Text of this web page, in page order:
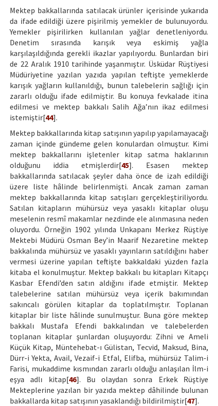
Mektep bakkallarında satılacak ürünler içerisinde yukarıda
da ifade edildiği üzere pişirilmiş yemekler de bulunuyordu.
Yemekler pişirilirken kullanılan yağlar denetleniyordu.
Denetim sırasında karışık veya eskimiş yağla
karşılaşıldığında gerekli ikazlar yapılıyordu. Bunlardan biri
de 22 Aralık 1910 tarihinde yaşanmıştır. Üsküdar Rüştiyesi
Müdüriyetine yazılan yazıda yapılan teftişte yemeklerde
karışık yağların kullanıldığı, bunun talebelerin sağlığı için
zararlı olduğu ifade edilmiştir. Bu konuya fevkalade itina
edilmesi ve mektep bakkalı Salih Ağa’nın ikaz edilmesi
istemiştir[44].
Mektep bakkallarında kitap satışının yapılıp yapılamayacağı
zaman içinde gündeme gelen konulardan olmuştur. Kimi
mektep bakkallarını işletenler kitap satma haklarının
olduğunu iddia etmişlerdir[45]. Esasen mektep
bakkallarında satılacak şeyler daha önce de izah edildiği
üzere liste hâlinde belirlenmişti. Ancak zaman zaman
mektep bakkallarında kitap satışları gerçekleştiriliyordu.
Satılan kitapların mühürsüz veya yasaklı kitaplar oluşu
meselenin resmî makamlar nezdinde ele alınmasına neden
oluyordu. Örneğin 1902 yılında Unkapanı Merkez Rüştiye
Mektebi Müdürü Osman Bey’in Maarif Nezaretine mektep
bakkalında mühürsüz ve yasaklı yayınların satıldığını haber
vermesi üzerine yapılan teftişte bakkaldaki yüzden fazla
kitaba el konulmuştur. Mektep bakkalı bu kitapları Kitapçı
Kasbar Efendi’den satın aldığını ifade etmiştir. Mektep
talebelerine satılan mühürsüz veya içerik bakımından
sakıncalı görülen kitaplar da toplatılmıştır. Toplanan
kitaplar bir liste hâlinde sunulmuştur. Buna göre mektep
bakkalı Mustafa Efendi bakkalından ve talebelerden
toplanan kitaplar şunlardan oluşuyordu: Zihni ve Ameli
Küçük Kitap, Müntehebat-ı Gülistan, Tecvid, Maksud, Bina,
Dürr-i Yekta, Avail, Vezaif-i Etfal, Elifba, mühürsüz Talim-i
Farisi, mukaddime kısmından zararlı olduğu anlaşılan İlm-i
eşya adlı kitap[46]. Bu olaydan sonra Erkek Rüştiye
Mekteplerine yazılan bir yazıda mektep dâhilinde bulunan
bakkallarda kitap satışının yasaklandığı bildirilmiştir[47].